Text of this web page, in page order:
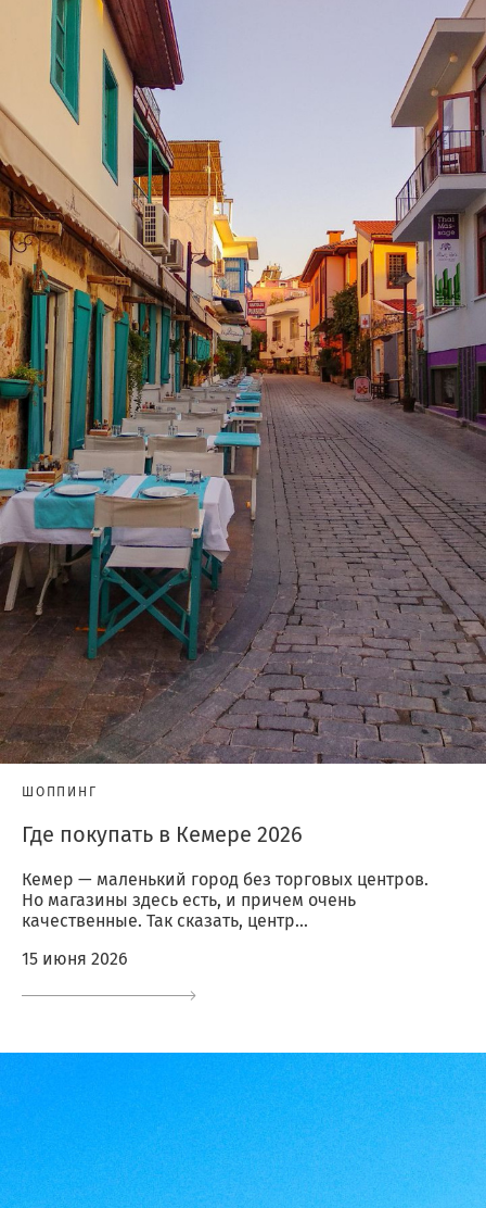
ШОППИНГ
Где покупать в Кемере 2026
Кемер — маленький город без торговых центров.
Но магазины здесь есть, и причем очень
качественные. Так сказать, центр...
15 июня 2026